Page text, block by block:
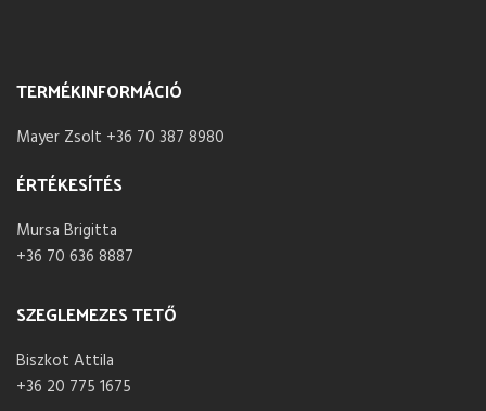
TERMÉKINFORMÁCIÓ
Mayer Zsolt +36 70 387 8980
ÉRTÉKESÍTÉS
Mursa Brigitta
+36 70 636 8887
SZEGLEMEZES TETŐ
Biszkot Attila
+36 20 775 1675